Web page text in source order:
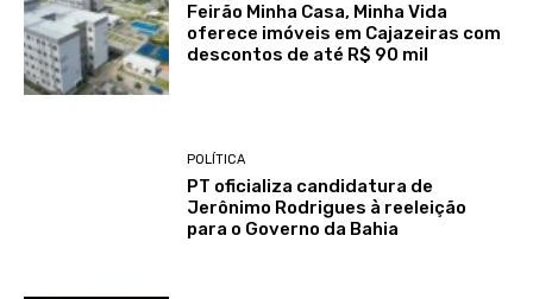
Feirão Minha Casa, Minha Vida
oferece imóveis em Cajazeiras com
descontos de até R$ 90 mil
POLÍTICA
PT oficializa candidatura de
Jerônimo Rodrigues à reeleição
para o Governo da Bahia